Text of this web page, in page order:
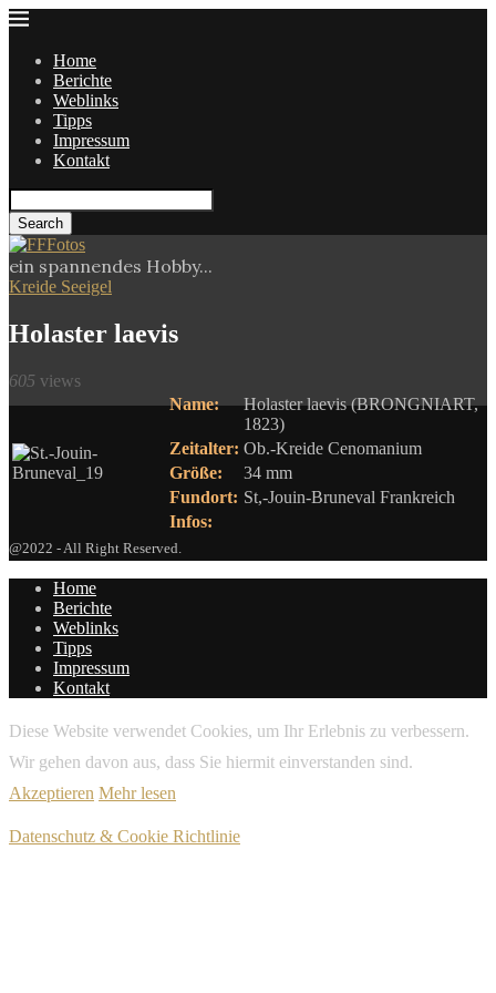
Home
Berichte
Weblinks
Tipps
Impressum
Kontakt
Search
ein spannendes Hobby...
Kreide Seeigel
Holaster laevis
605 views
Name:
Holaster laevis (BRONGNIART,
1823)
Zeitalter: Ob.-Kreide Cenomanium
Größe:
34 mm
Fundort: St,-Jouin-Bruneval Frankreich
Infos:
@2022 - All Right Reserved.
Home
Berichte
Weblinks
Tipps
Impressum
Kontakt
Diese Website verwendet Cookies, um Ihr Erlebnis zu verbessern.
Wir gehen davon aus, dass Sie hiermit einverstanden sind.
Akzeptieren Mehr lesen
Datenschutz & Cookie Richtlinie